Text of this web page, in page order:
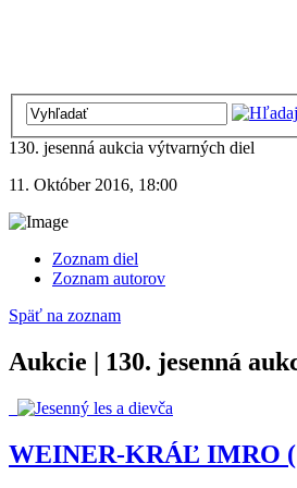
130. jesenná aukcia výtvarných diel
11. Október 2016, 18:00
Zoznam diel
Zoznam autorov
Späť na zoznam
Aukcie | 130. jesenná
WEINER-KRÁĽ IMRO